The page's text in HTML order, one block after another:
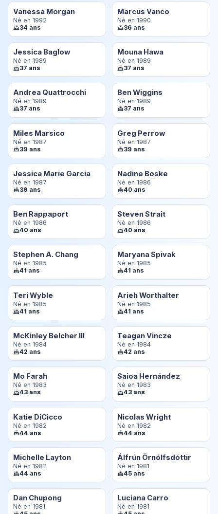
Vanessa Morgan
Né en 1992
34 ans
Marcus Vanco
Né en 1990
36 ans
Jessica Baglow
Né en 1989
37 ans
Mouna Hawa
Né en 1989
37 ans
Andrea Quattrocchi
Né en 1989
37 ans
Ben Wiggins
Né en 1989
37 ans
Miles Marsico
Né en 1987
39 ans
Greg Perrow
Né en 1987
39 ans
Jessica Marie Garcia
Né en 1987
39 ans
Nadine Boske
Né en 1986
40 ans
Ben Rappaport
Né en 1986
40 ans
Steven Strait
Né en 1986
40 ans
Stephen A. Chang
Né en 1985
41 ans
Maryana Spivak
Né en 1985
41 ans
Teri Wyble
Né en 1985
41 ans
Arieh Worthalter
Né en 1985
41 ans
McKinley Belcher III
Né en 1984
42 ans
Teagan Vincze
Né en 1984
42 ans
Mo Farah
Né en 1983
43 ans
Saioa Hernández
Né en 1983
43 ans
Katie DiCicco
Né en 1982
44 ans
Nicolas Wright
Né en 1982
44 ans
Michelle Layton
Né en 1982
44 ans
Álfrún Örnólfsdóttir
Né en 1981
45 ans
Dan Chupong
Né en 1981
Luciana Carro
Né en 1981